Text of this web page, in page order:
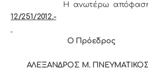
Η αvωτέρω απόφαση
12/251/2012.-
Ο
ΑΛΕΞΑΝΔΡΟΣ Μ.